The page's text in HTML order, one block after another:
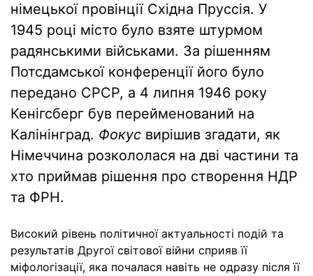
німецької провінції Східна Пруссія. У
1945 році місто було взяте штурмом
радянськими військами. За рішенням
Потсдамської конференції його було
передано СРСР, а 4 липня 1946 року
Кенігсберг був перейменований на
Калінінград. Фокус вирішив згадати, як
Німеччина розкололася на дві частини та
хто приймав рішення про створення НДР
та ФРН.
Високий рівень політичної актуальності подій та
результатів Другої світової війни сприяв її
міфологізації, яка почалася навіть не одразу після її